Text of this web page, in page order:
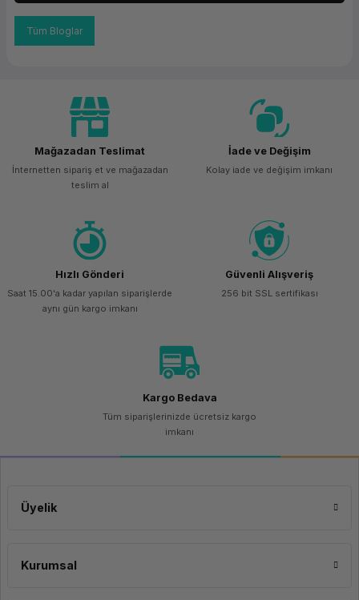
Tüm Bloglar
Mağazadan Teslimat
İnternetten sipariş et ve mağazadan
teslim al
İade ve Değişim
Kolay iade ve değişim imkanı
Hızlı Gönderi
Saat 15.00'a kadar yapılan siparişlerde
aynı gün kargo imkanı
Güvenli Alışveriş
256 bit SSL sertifikası
Kargo Bedava
Tüm siparişlerinizde ücretsiz kargo
imkanı
Üyelik
Kurumsal